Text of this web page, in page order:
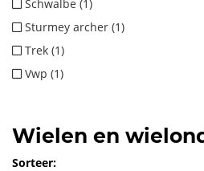
Schwalbe (1)
Sturmey archer (1)
Trek (1)
Vwp (1)
Wielen en
Sorteer: